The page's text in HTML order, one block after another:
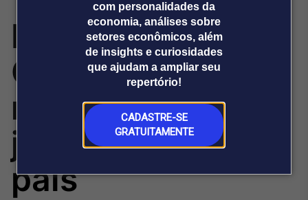
com personalidades da
economia, análises sobre
setores econômicos, além
de insights e curiosidades
que ajudam a ampliar seu
repertório!
CADASTRE-SE
GRATUITAMENTE
Plataformas
Broadcast
Broadcast+
O mercado
financeiro em
tempo real
Broadcast
Sobre nós Releases Broadcast
Prêmio Broadcast
Analistas
Prêmio Broadcast
Empresas
Agências de
comunicação
Releases
Encontro de
Contas é
reconhecido por
juízes de todo
país